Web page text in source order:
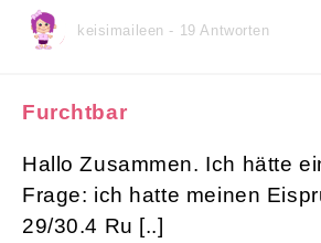
keisimaileen - 19 Antworten
Furchtbar
Hallo Zusammen. Ich hätte
Frage: ich hatte meinen
29/30.4 Ru [..]